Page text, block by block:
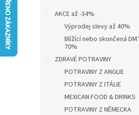
AKCE až -34%
Výprodej slevy až 40%
Blížící nebo skončená
70%
ZDRAVÉ POTRAVINY
POTRAVINY Z ANGLIE
POTRAVINY Z ITÁLIE
MEXICAN FOOD & DRINKS
POTRAVINY Z NĚMECKA